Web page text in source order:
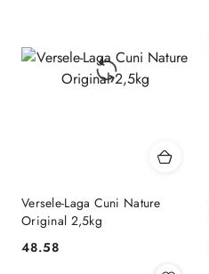
Versele-Laga Cuni Nature
Original 2,5kg
Cena:
48.58